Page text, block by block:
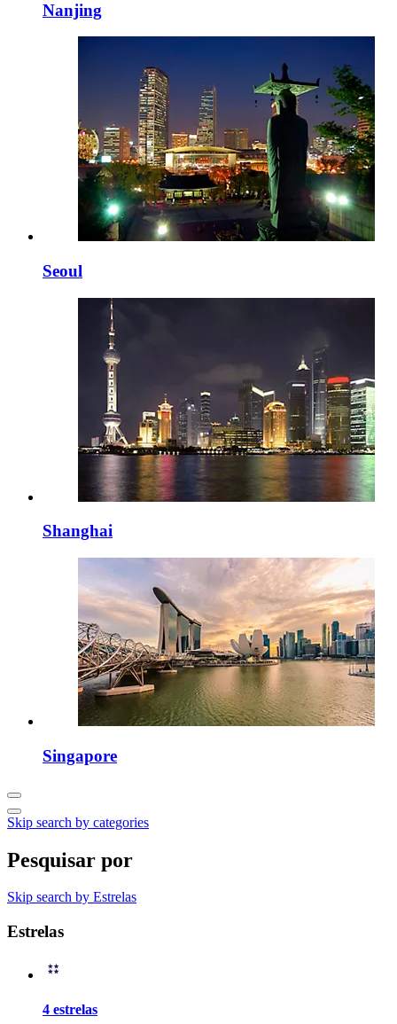
Nanjing
Seoul
Shanghai
Singapore
Skip search by categories
Pesquisar por
Skip search by Estrelas
Estrelas
4 estrelas